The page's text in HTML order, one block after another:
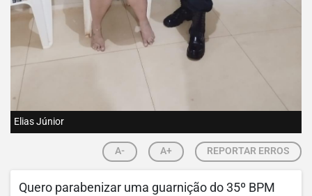
Elias Júnior
A- A+ REPORTAR ERROS
Quero parabenizar uma guarnição do 35º BPM